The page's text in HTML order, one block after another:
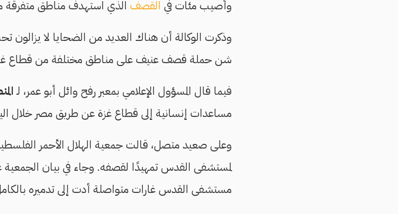
وأصيب مئات في القصفالذي استهدف مناطق متفرقة
وذكرت الوكالة أن هناك العديد من الضحايا لا يزالون
شن حملة قصف عنيف على مناطق مختلفة من قطاع غزة
فيما قال المسؤول الإعلامي بمعبر رفح وائل أبو عمر، لـ
مساعدات إنسانية إلى قطاع غزة عن طريق مصر خلال
وعلى صعيد متصل، قالت جمعية الهلال الأحمر
لمستشفى القدس تمهيدًا لقصفه. وجاء في بيان
مستشفى القدس غارات متواصلة أدت إلى تدميره